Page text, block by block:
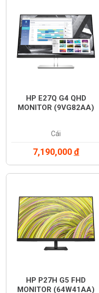
HP E27Q G4 QHD
MONITOR (9VG82AA)
Cái
7,190,000đ
HP P27H G5 FHD
MONITOR (64W41AA)